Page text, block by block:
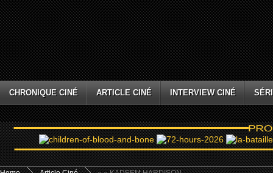
CHRONIQUE CINÉ ARTICLE CINÉ INTERVIEW CINÉ